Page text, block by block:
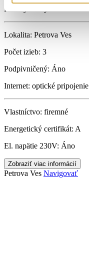
Rok výstavby:
Lokalita: Petrova Ves
Počet izieb: 3
Podpivničený: Áno
Internet: optické pripojenie
Vlastníctvo: firemné
Energetický certifikát: A
El. napätie 230V: Áno
Zobraziť viac informácií
Petrova Ves Navigovať